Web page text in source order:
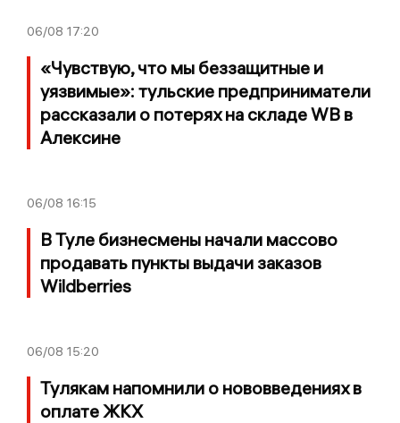
06/08 17:20
«Чувствую, что мы беззащитные и
уязвимые»: тульские предприниматели
рассказали о потерях на складе WB в
Алексине
06/08 16:15
В Туле бизнесмены начали массово
продавать пункты выдачи заказов
Wildberries
06/08 15:20
Тулякам напомнили о нововведениях в
оплате ЖКХ